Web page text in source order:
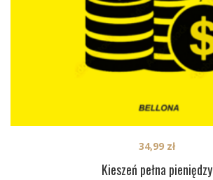
Kieszeń pełna pieniędzy
34,99 zł